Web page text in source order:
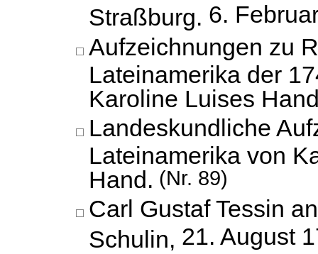
Straßburg. 6.
Aufzeichnungen zu
Lateinamerika der
Karoline Luises
Landeskundliche
Lateinamerika von
Hand.
(Nr. 89)
Carl Gustaf Tessin
Schulin, 21. August